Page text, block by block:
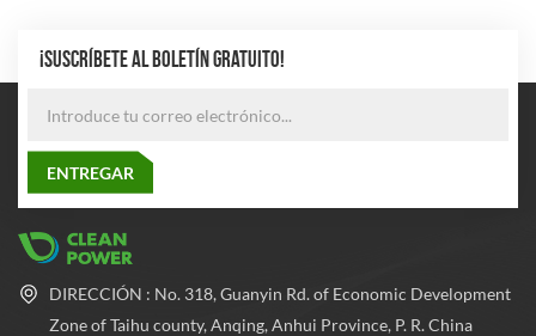
¡SUSCRÍBETE AL BOLETÍN GRATUITO!
DIRECCIÓN : No. 318, Guanyin Rd. of Economic Development
Zone of Taihu county, Anqing, Anhui Province, P. R. China